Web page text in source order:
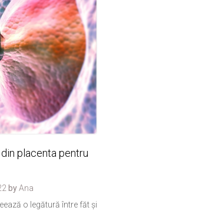
placenta pentru
byAna
o legătură între făt și